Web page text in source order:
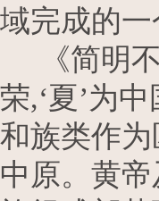
域完成的
《简明不
荣,‘夏’为
和族类作
中原。黄